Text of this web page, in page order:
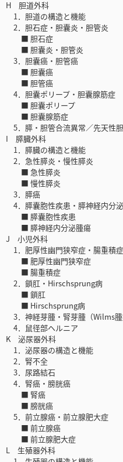
H 胆道外科
1．胆道の構造と機能
2．胆石症・胆囊炎・胆管炎
■ 胆石症
■ 胆囊炎・胆管炎
3．胆囊癌・胆管癌
■ 胆囊癌
■ 胆管癌
4．胆囊ポリープ・胆囊腺筋症
■ 胆囊ポリープ
■ 胆囊腺筋症
5．膵・胆管合流異常／先天性
I 膵臓外科
1．膵臓の構造と機能
2．急性膵炎・慢性膵炎
■ 急性膵炎
■ 慢性膵炎
3．膵癌
4．膵囊胞性疾患・膵神経内分
■ 膵囊胞性疾患
■ 膵神経内分泌腫瘍
J 小児外科
1．肥厚性幽門狭窄症・腸重積症
■ 肥厚性幽門狭窄症
■ 腸重積症
2．鎖肛・Hirschsprung病
■ 鎖肛
■ Hirschsprung病
3．神経芽腫・腎芽腫（Wilms
4．鼠径部ヘルニア
K 泌尿器外科
1．泌尿器の構造と機能
2．腎不全
3．尿路結石
4．腎癌・膀胱癌
■ 腎癌
■ 膀胱癌
5．前立腺癌・前立腺肥大症
■ 前立腺癌
■ 前立腺肥大症
L 生殖器外科